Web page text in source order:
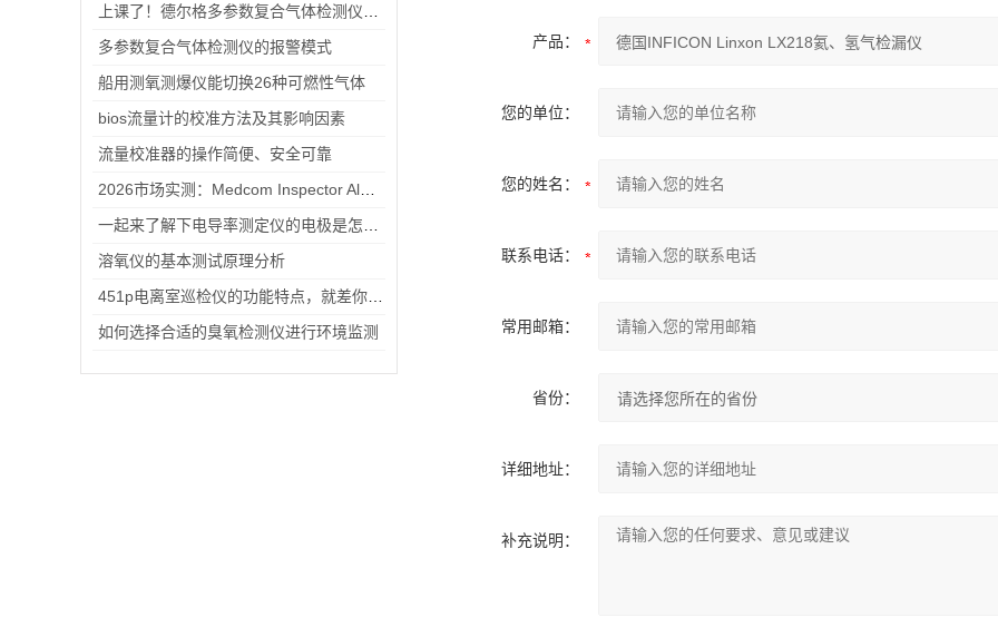
多参数复合气体检测仪的报警模式
船用测氧测爆仪能切换26种可燃性气体
bios流量计的校准方法及其影响因素
流量校准器的操作简便、安全可靠
溶氧仪的基本测试原理分析
如何选择合适的臭氧检测仪进行环境监测
产品：
您的单位：
您的姓名：
联系电话：
常用邮箱：
省份：
详细地址：
补充说明：